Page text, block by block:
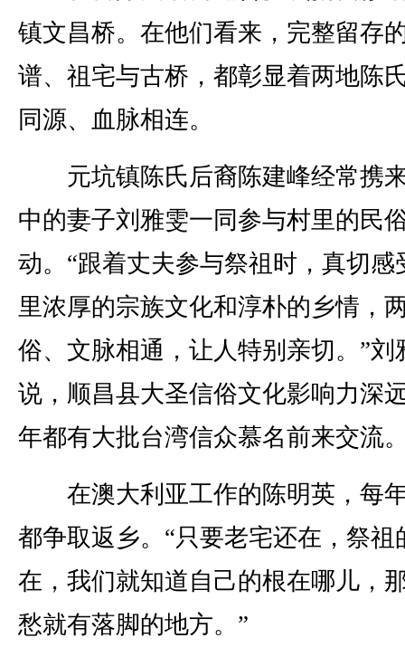
镇文昌桥。在他们看来，完整留存
谱、祖宅与古桥，都彰显着两地陈
同源、血脉相连。
元坑镇陈氏后裔陈建峰经常携
中的妻子刘雅雯一同参与村里的民
动。“跟着丈夫参与祭祖时，真切感
里浓厚的宗族文化和淳朴的乡情，
俗、文脉相通，让人特别亲切。”刘
说，顺昌县大圣信俗文化影响力深
年都有大批台湾信众慕名前来交流
在澳大利亚工作的陈明英，每
都争取返乡。“只要老宅还在，祭祖
在，我们就知道自己的根在哪儿，
愁就有落脚的地方。”